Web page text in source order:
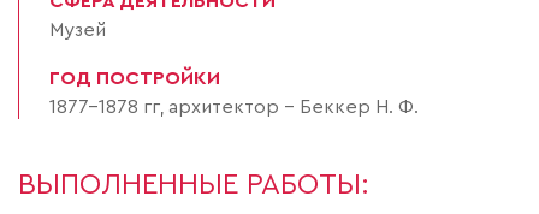
Музей
ГОД ПОСТРОЙКИ
1877-1878 гг, архитектор - Беккер Н. Ф.
ВЫПОЛНЕННЫЕ РАБОТЫ: